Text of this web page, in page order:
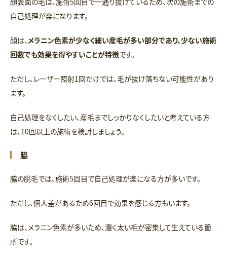
自己処理が楽になります。
顔は、 メラニン色素が少なく細い産毛が多い部分であり、少ない施術
回数でも効果を得やすいことが特徴です。
ただし、レーザー照射1回だけでは、毛が抜け落ちない可能性があり
ます。
自己処理をなくしたい、産毛までしっかりなくしたいと考えている方
は、10回以上の施術を検討しましょう。
脇
脇の脱毛では、施術5回目で自己処理が楽になる方が多いです。
ただし、個人差があるため6回目で効果を感じる方もいます。
脇は、メラニン色素が多いため、濃く太い毛が密集して生えている箇
所です。